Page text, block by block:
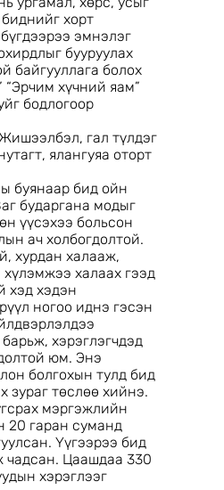
хорт
эмнэлэг
бууруулах
байгууллага болох
хүчний яам”
бодлогоор
гал түлдэг
ялангуяа оторт
буянаар бид ойн
бударгана модыг
үүсэхээ больсон
ач холбогдолтой.
хурдан халааж,
халаах гээд
хэд хэдэн
ногоо иднэ гэсэн
хэрэглэгчдэд
юм. Энэ
болгохын тулд бид
төслөө хийнэ.
мэргэжлийн
20 гаран суманд
Үүгээрээ бид
чадсан. Цаашдаа 330
хэрэглээг